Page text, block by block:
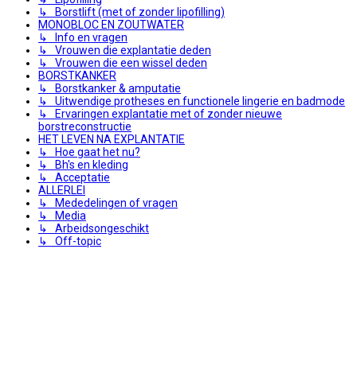
↳ Borstlift (met of zonder lipofilling)
MONOBLOC EN ZOUTWATER
↳ Info en vragen
↳ Vrouwen die explantatie deden
↳ Vrouwen die een wissel deden
BORSTKANKER
↳ Borstkanker & amputatie
↳ Uitwendige protheses en functionele lingerie en badmode
↳ Ervaringen explantatie met of zonder nieuwe
borstreconstructie
HET LEVEN NA EXPLANTATIE
↳ Hoe gaat het nu?
↳ Bh's en kleding
↳ Acceptatie
ALLERLEI
↳ Mededelingen of vragen
↳ Media
↳ Arbeidsongeschikt
↳ Off-topic